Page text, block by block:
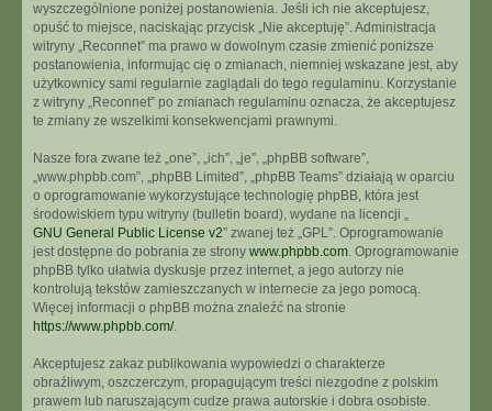
wyszczególnione poniżej postanowienia. Jeśli ich nie akceptujesz,
opuść to miejsce, naciskając przycisk „Nie akceptuję”. Administracja
witryny „Reconnet” ma prawo w dowolnym czasie zmienić poniższe
postanowienia, informując cię o zmianach, niemniej wskazane jest, aby
użytkownicy sami regularnie zaglądali do tego regulaminu. Korzystanie
z witryny „Reconnet” po zmianach regulaminu oznacza, że akceptujesz
te zmiany ze wszelkimi konsekwencjami prawnymi.
Nasze fora zwane też „one”, „ich”, „je”, „phpBB software”,
„www.phpbb.com”, „phpBB Limited”, „phpBB Teams” działają w oparciu
o oprogramowanie wykorzystujące technologię phpBB, która jest
środowiskiem typu witryny (bulletin board), wydane na licencji „
GNU General Public License v2” zwanej też „GPL”. Oprogramowanie
jest dostępne do pobrania ze strony www.phpbb.com. Oprogramowanie
phpBB tylko ułatwia dyskusje przez internet, a jego autorzy nie
kontrolują tekstów zamieszczanych w internecie za jego pomocą.
Więcej informacji o phpBB można znaleźć na stronie
https://www.phpbb.com/.
Akceptujesz zakaz publikowania wypowiedzi o charakterze
obraźliwym, oszczerczym, propagującym treści niezgodne z polskim
prawem lub naruszającym cudze prawa autorskie i dobra osobiste.